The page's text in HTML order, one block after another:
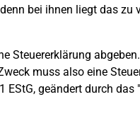
bei ihnen liegt das zu
Steuererklärung
muss also eine
geändert durch